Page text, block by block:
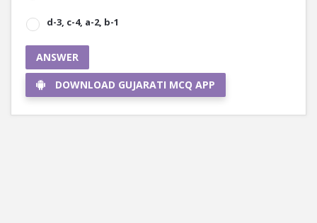
d-3, c-4, a-2, b-1
ANSWER
DOWNLOAD GUJARATI MCQ APP